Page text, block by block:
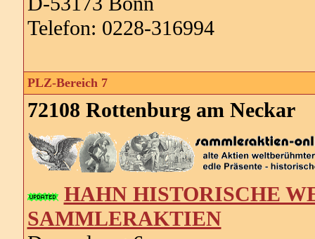
Telefon: 0228-316994
PLZ-Bereich 7
72108 Rottenburg am Neckar
HAHN HISTORISCHE
SAMMLERAKTIEN